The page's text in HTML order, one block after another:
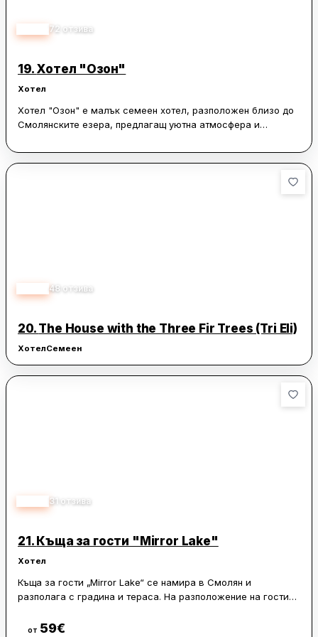
72 отзива
19. Хотел "Озон"
Хотел
Хотел "Озон" е малък семеен хотел, разположен близо до
Смолянските езера, предлагащ уютна атмосфера и
ниво на чистота и подреденост на стаите, които са
обзаведени с всичко необходимо за комфортен престой.
Хотелът е известен със своята вкусна храна, като много от
посетителите препоръчват да се доверите на препоръките
за това престоят на всеки посетител да бъде специален и
така и за празнични събития, като се отличава с приятна
обстановка и вкусна кухня, които оставят трайни спомени у
гостите.
48 отзива
20. The House with the Three Fir Trees (Tri Eli)
ХотелСемеен
31 отзива
21. Къща за гости "Mirror Lake"
Хотел
Къща за гости „Mirror Lake“ се намира в Смолян и
разполага с градина и тераса. На разположение на гостите
от 59€